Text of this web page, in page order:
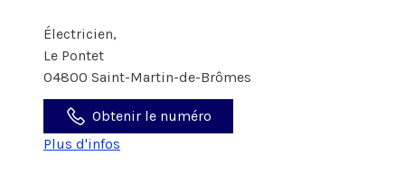
Électricien,
Le Pontet
04800 Saint-Martin-de-Brômes
Obtenir le numéro
Plus d'infos